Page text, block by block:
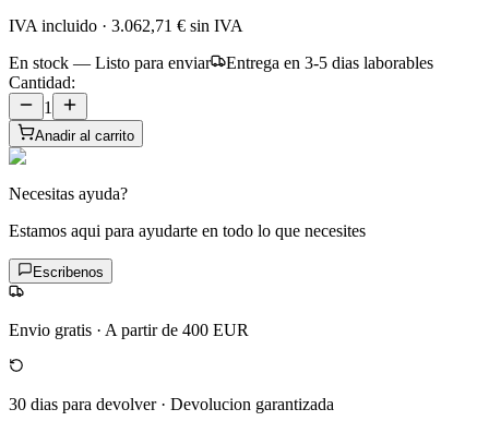
IVA incluido · 3.062,71 € sin IVA
En stock — Listo para enviar
Entrega en 3-5 dias laborables
Cantidad:
1
Anadir al carrito
Necesitas ayuda?
Estamos aqui para ayudarte en todo lo que necesites
Escribenos
Envio gratis · A partir de 400 EUR
30 dias para devolver· Devolucion garantizada